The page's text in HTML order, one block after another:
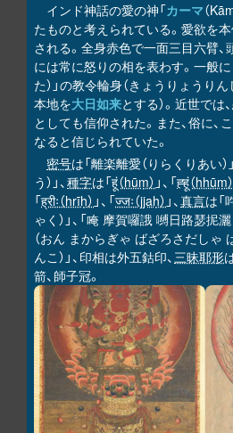
インド神話の愛の神「カーマ（
たものと考えられている。愛欲を
される。全身赤色で一面三目六臂
には常に怒りの相を表わす。一般に
た）」の教令輪身（きょうりょうり
本地を大日如来とする）。近世では
としても信仰された。また、俗に
なると信じられていた。
密号は「離楽離愛（りらくりあい
う）」、種字は「हूं（hūṃ） 」、「ह्हूं（hhūṃ）
「ह्रीः（hrīḥ） 」、「ज्जः（jjaḥ） 」、真言は「
ゃく）」、「唵 摩賀囉誐 嚩日路瑟
（おん まからぎゃ ばざろさだしゃ
んこ）」、印相は外五鈷印、三昧耶形
箭、師子冠。